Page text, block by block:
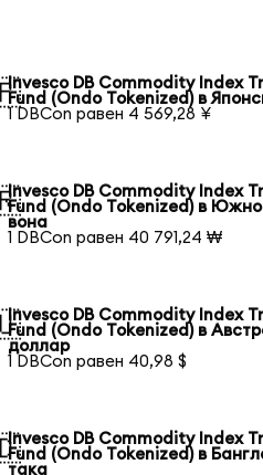
Invesco DB Commodity Index
Fund (Ondo Tokenized) в
1 DBCon равен 4 569,28 ¥
Invesco DB Commodity Index
Fund (Ondo Tokenized) в
вона
1 DBCon равен 40 791,24 ₩
Invesco DB Commodity Index
Fund (Ondo Tokenized) в
доллар
1 DBCon равен 40,98 $
Invesco DB Commodity Index
Fund (Ondo Tokenized) в
така